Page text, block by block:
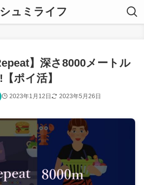
シュミライフ
】深さ8000メートル
ポイ活】
2023年1月12日 2023年5月26日